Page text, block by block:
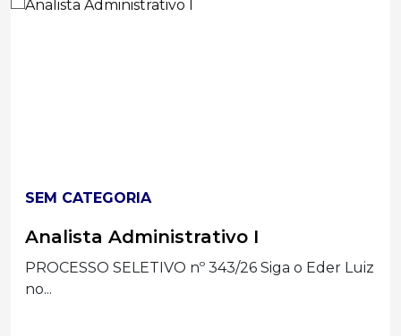
SEM CATEGORIA
Analista Administrativo I
PROCESSO SELETIVO nº 343/26 Siga o Eder Luiz
no...